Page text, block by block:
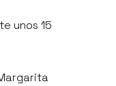
unos 15